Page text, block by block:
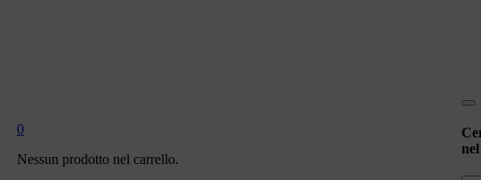
0
Nessun prodotto nel carrello.